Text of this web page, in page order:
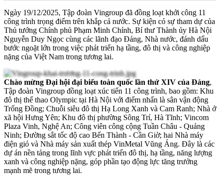
Ngày 19/12/2025, Tập đoàn Vingroup đã đồng loạt khởi công 11
công trình trọng điểm trên khắp cả nước. Sự kiện có sự tham dự của
Thủ tướng Chính phủ Phạm Minh Chính, Bí thư Thành ủy Hà Nội
Nguyễn Duy Ngọc cùng các lãnh đạo Đảng, Nhà nước, đánh dấu
bước ngoặt lớn trong việc phát triển hạ tầng, đô thị và công nghiệp
nặng của Việt Nam trong tương lai.
Chào mừng Đại hội đại biểu toàn quốc lần thứ XIV của Đảng,
Tập đoàn Vingroup đồng loạt xúc tiến 11 công trình, bao gồm: Khu
đô thị thể thao Olympic tại Hà Nội với điểm nhấn là sân vận động
Trống Đồng; Chuỗi siêu đô thị Hạ Long Xanh và Cam Ranh; Nhà ở
xã hội Hưng Yên; Khu đô thị phường Sông Trí, Hà Tĩnh; Vincom
Plaza Vinh, Nghệ An; Công viên công cộng Tuần Châu - Quảng
Ninh; Đường sắt tốc độ cao Bến Thành - Cần Giờ; hai Nhà máy
điện gió và Nhà máy sản xuất thép VinMetal Vũng Áng. Đây là các
dự án nền tảng trong lĩnh vực phát triển đô thị, hạ tầng, năng lượng
xanh và công nghiệp nặng, góp phần tạo động lực tăng trưởng
mạnh mẽ trong tương lai.